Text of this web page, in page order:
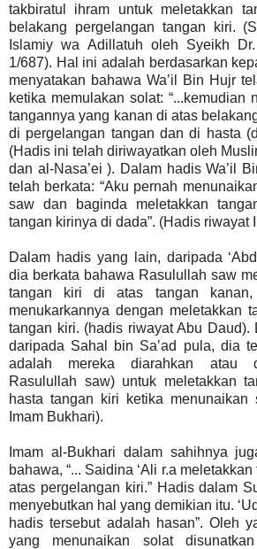
takbiratul ihram untuk meletakkan
belakang pergelangan tangan kiri.
Islamiy wa Adillatuh oleh Syeikh
1/687). Hal ini adalah berdasarkan
menyatakan bahawa Wa’il Bin Hujr
ketika memulakan solat: “...kemudian
tangannya yang kanan di atas
di pergelangan tangan dan di hasta
(Hadis ini telah diriwayatkan oleh
dan al-Nasa’ei ). Dalam hadis Wa’il
telah berkata: “Aku pernah
saw dan baginda meletakkan
tangan kirinya di dada”. (Hadis riwayat
Dalam hadis yang lain, daripada
dia berkata bahawa Rasulullah saw
tangan kiri di atas tangan
menukarkannya dengan meletakkan
tangan kiri. (hadis riwayat Abu Daud).
daripada Sahal bin Sa’ad pula, dia
adalah mereka diarahkan atau
Rasulullah saw) untuk meletakkan
hasta tangan kiri ketika menunaikan
Imam Bukhari).
Imam al-Bukhari dalam sahihnya
bahawa, “... Saidina ‘Ali r.a
atas pergelangan kiri.” Hadis dalam
menyebutkan hal yang demikian itu.
hadis tersebut adalah hasan”. Oleh
yang menunaikan solat